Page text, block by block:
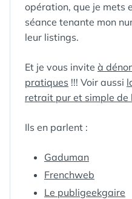
opération, que je mets
séance tenante mon
leur listings.
Et je vous invite à
pratiques !!! Voir aussi
retrait pur et simple de
Ils en parlent :
Gaduman
Frenchweb
Le publigeekgaire